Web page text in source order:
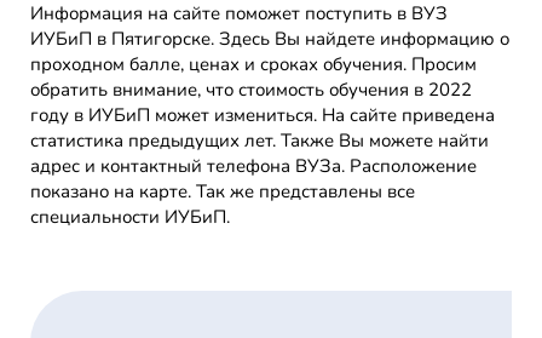
Информация на сайте поможет поступить в ВУЗ
ИУБиП в Пятигорске. Здесь Вы найдете информацию о
проходном балле, ценах и сроках обучения. Просим
обратить внимание, что стоимость обучения в 2022
году в ИУБиП может измениться. На сайте приведена
статистика предыдущих лет. Также Вы можете найти
адрес и контактный телефона ВУЗа. Расположение
показано на карте. Так же представлены все
специальности ИУБиП.